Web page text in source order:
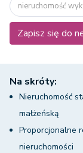
nieruchomość
Zapisz się do
Na skróty:
Nieruchomość
małżeńską
Proporcjonalne
nieruchomości